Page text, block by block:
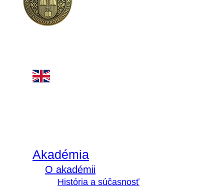
Akadémia
O akadémii
História a súčasnosť